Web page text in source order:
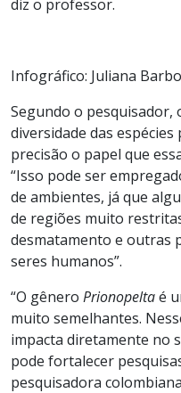
diz o professor.
Infográfico: Juliana
Segundo o pesquisador,
diversidade das
precisão o papel que
“Isso pode ser
de ambientes, já que
de regiões muito
desmatamento e outras
seres humanos”.
“O gênero Prionopeltaé
muito semelhantes.
impacta diretamente no
pode fortalecer
pesquisadora